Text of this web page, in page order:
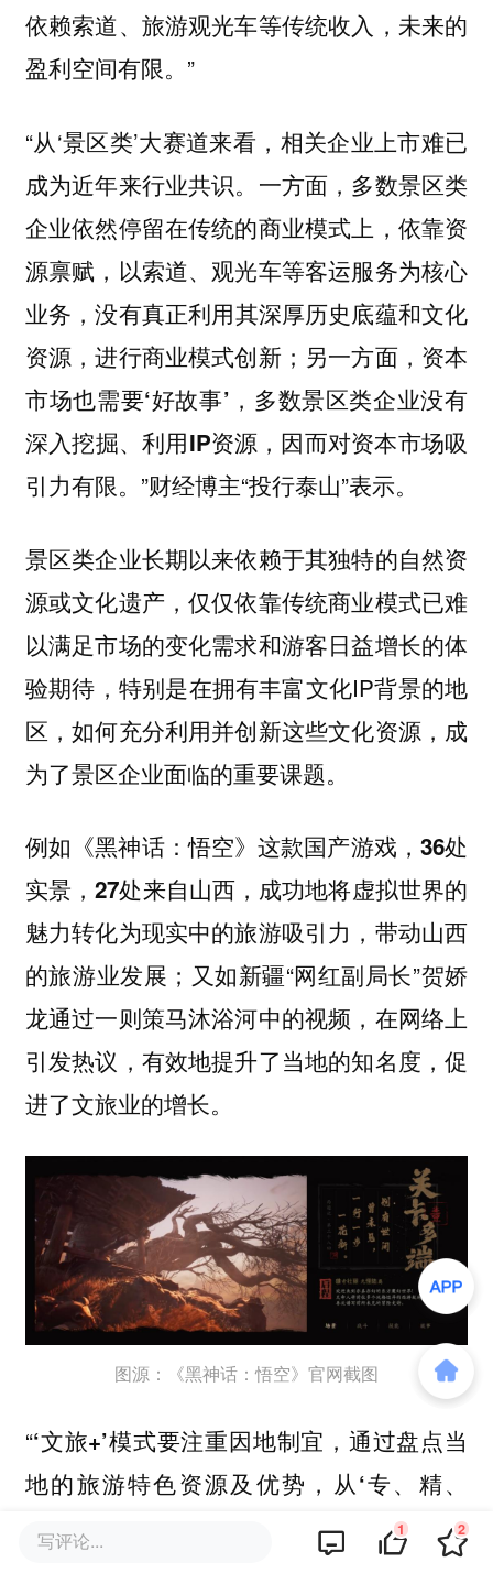
依赖索道、旅游观光车等传统收入，未来的
盈利空间有限。 ”
“从‘景区类’大赛道来看，相关企业上市难已
成为近年来行业共识。一方面，多数景区类
企业依然停留在传统的商业模式上，依靠资
源禀赋，以索道、观光车等客运服务为核心
业务，没有真正利用其深厚历史底蕴和文化
资源，进行商业模式创新；另一方面，资本
市场也需要‘好故事’，多数景区类企业没有
深入挖掘、利用IP资源，因而对资本市场吸
引力有限。 ”财经博主“投行泰山”表示。
景区类企业长期以来依赖于其独特的自然资
源或文化遗产，仅仅依靠传统商业模式已难
以满足市场的变化需求和游客日益增长的体
验期待，特别是在拥有丰富文化IP背景的地
区，如何充分利用并创新这些文化资源，成
为了景区企业面临的重要课题。
例如 《黑神话：悟空》这款国产游戏，36处
实景，27处来自山西，成功地将虚拟世界的
魅力转化为现实中的旅游吸引力 ，带动山西
的旅游业发展；又如新疆“网红副局长”贺娇
龙通过一则策马沐浴河中的视频，在网络上
引发热议，有效地提升了当地的知名度，促
进了文旅业的增长。
图源：《黑神话：悟空》官网截图
‍‍‍“‘文旅+’模式要注重因地制宜，通过盘点当
地的旅游特色资源及优势，从‘专、精、
特、新’出发，打造差异化项目。不能照搬
写评论... 1 2